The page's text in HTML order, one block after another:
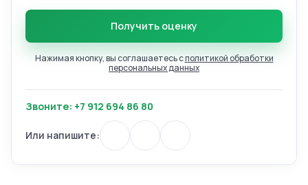
Получить оценку
Нажимая кнопку, вы соглашаетесь сполитикой обработки
персональных данных
Звоните: +7 912 694 86 80
Или напишите: